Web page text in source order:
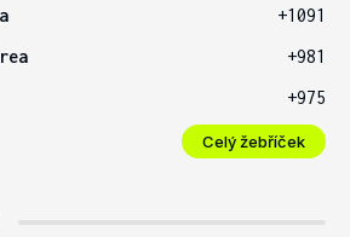
+1091
+981
+975
Celý žebříček